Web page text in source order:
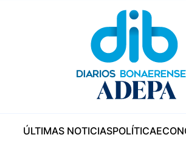
ÚLTIMAS NOTICIASPOLÍTICA